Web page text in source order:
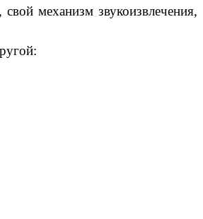
механизм звукоизвлечения,